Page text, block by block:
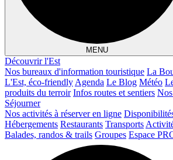
MENU
Découvrir l'Est
Nos bureaux d'information touristique La
L'Est, éco-friendly Agenda Le Blog Météo
produits du terroir Infos routes et sentiers
Séjourner
Nos activités à réserver en ligne
Hébergements Restaurants Transports
Balades, randos & trails Groupes Espace